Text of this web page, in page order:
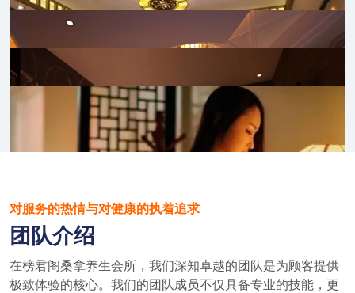
对服务的热情与对健康的执着追求
团队介绍
在榜君阁桑拿养生会所，我们深知卓越的团队是为顾客提供
极致体验的核心。我们的团队成员不仅具备专业的技能，更